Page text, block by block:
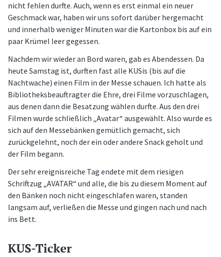
nicht fehlen durfte. Auch, wenn es erst einmal ein neuer
Geschmack war, haben wir uns sofort darüber hergemacht
und innerhalb weniger Minuten war die Kartonbox bis auf ein
paar Krümel leer gegessen.
Nachdem wir wieder an Bord waren, gab es Abendessen. Da
heute Samstag ist, durften fast alle KUSis (bis auf die
Nachtwache) einen Film in der Messe schauen. Ich hatte als
Bibliotheksbeauftragter die Ehre, drei Filme vorzuschlagen,
aus denen dann die Besatzung wählen durfte. Aus den drei
Filmen wurde schließlich „Avatar“ ausgewählt. Also wurde es
sich auf den Messebänken gemütlich gemacht, sich
zurückgelehnt, noch der ein oder andere Snack geholt und
der Film begann.
Der sehr ereignisreiche Tag endete mit dem riesigen
Schriftzug „AVATAR“ und alle, die bis zu diesem Moment auf
den Bänken noch nicht eingeschlafen waren, standen
langsam auf, verließen die Messe und gingen nach und nach
ins Bett.
KUS-Ticker